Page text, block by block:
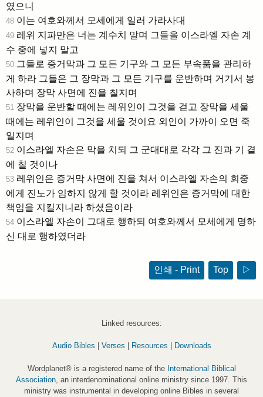
였으니
48 이는 여호와께서 모세에게 일러 가라사대
49 레위 지파만은 너는 계수치 말며 그들을 이스라엘 자손 계
수 중에 넣지 말고
50 그들로 증거막과 그 모든 기구와 그 모든 부속품을 관리하
게 하라 그들은 그 장막과 그 모든 기구를 운반하며 거기서 봉
사하며 장막 사면에 진을 칠지며
51 장막을 운반할 때에는 레위인이 그것을 걷고 장막을 세울
때에는 레위인이 그것을 세울 것이요 외인이 가까이 오면 죽
일지며
52 이스라엘 자손은 막을 치되 그 군대대로 각각 그 진과 기 곁
에 칠 것이나
53 레위인은 증거막 사면에 진을 쳐서 이스라엘 자손의 회중
에게 진노가 임하지 않게 할 것이라 레위인은 증거막에 대한
책임을 지킬지니라 하셨음이라
54 이스라엘 자손이 그대로 행하되 여호와께서 모세에게 명하
신 대로 행하였더라
인쇄 - Print Top ▷
Linked resources:
Audio Bibles Verses Resources Downloads
Wordplanet® is a registered name of the International Biblical
Association , an interdenominational online ministry since 1997. This
ministry was instrumental in developing online Bibles in several